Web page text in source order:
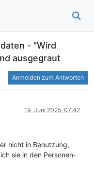
- "Wird
ausgegraut
Anmelden zum Antworten
19. Juni 2025, 07:42
nicht in Benutzung,
sie in den Personen-